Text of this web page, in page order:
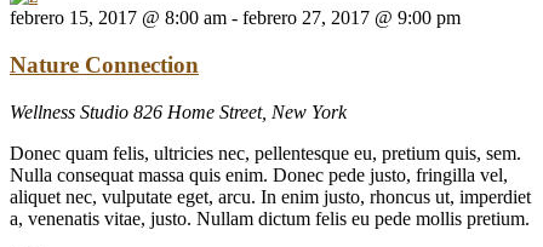
febrero 15, 2017 @ 8:00 am - febrero 27, 2017 @ 9:00 pm
Nature Connection
Wellness Studio 826 Home Street, New York
Donec quam felis, ultricies nec, pellentesque eu, pretium quis, sem.
Nulla consequat massa quis enim. Donec pede justo, fringilla vel,
aliquet nec, vulputate eget, arcu. In enim justo, rhoncus ut, imperdiet
a, venenatis vitae, justo. Nullam dictum felis eu pede mollis pretium.